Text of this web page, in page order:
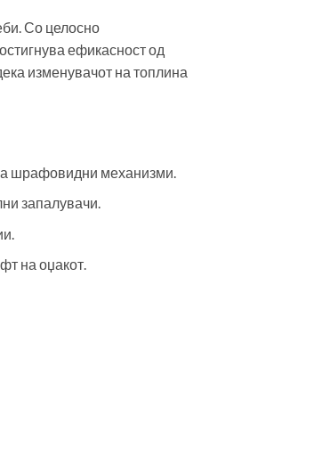
Со целосно
ефикасност од
изменувачот на топлина
шрафовидни механизми.
запалувачи.
на оџакот.